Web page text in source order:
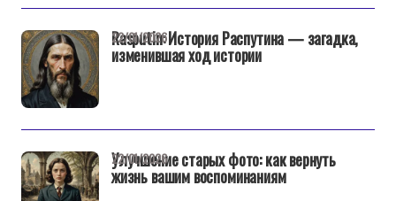
Rasputin: История Распутина — загадка,
изменившая ход истории
22/01/2026
Улучшение старых фото: как вернуть
жизнь вашим воспоминаниям
22/01/2026